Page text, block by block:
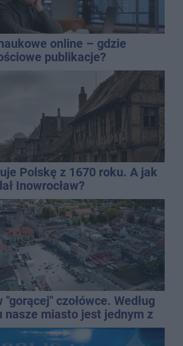
online – gdzie
publikacje?
Polskę z 1670 roku. A jak
Inowrocław?
"gorącej" czołówce. Według
nasze miasto jest jednym z
na upały